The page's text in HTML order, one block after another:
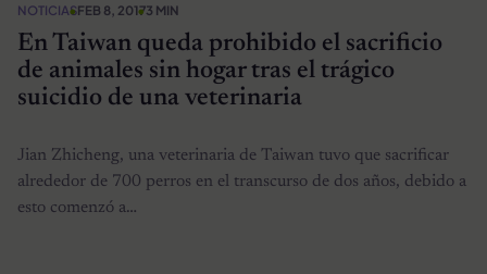
NOTICIASFEB 8, 20173 MIN
En Taiwan queda prohibido el sacrificio
de animales sin hogar tras el trágico
suicidio de una veterinaria
Jian Zhicheng, una veterinaria de Taiwan tuvo que sacrificar
alrededor de 700 perros en el transcurso de dos años, debido a
esto comenzó a…